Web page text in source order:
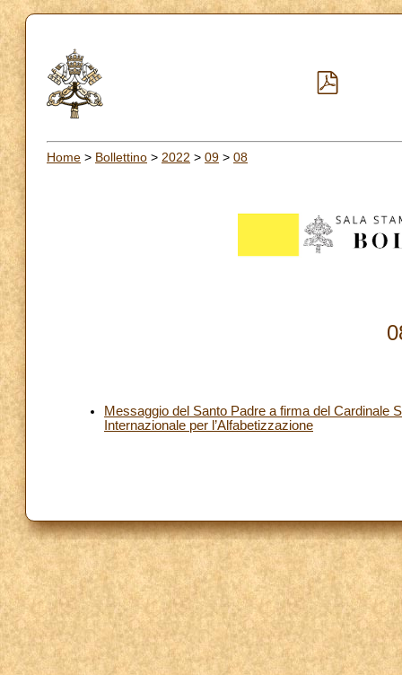
Home > Bollettino > 2022 > 09 > 08
Messaggio del Santo Padre a firma del Cardinale
Internazionale per l’Alfabetizzazione